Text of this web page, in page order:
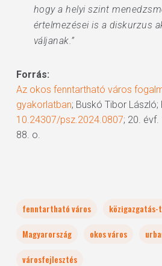
hogy a helyi szint
értelmezései is a diskurzus
váljanak.”
Forrás:
Az okos fenntartható város
gyakorlatban; Buskó Tibor László;
10.24307/psz.2024.0807; 20.
88. o.
fenntartható város
közigazgatás-
Magyarország
okos város
városfejlesztés